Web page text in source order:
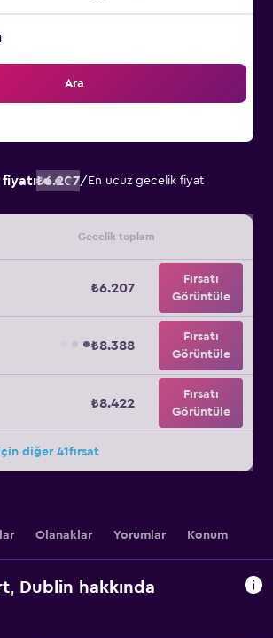
Ara
fiyatı₺6.207/ En ucuz gecelik fiyat
Gecelik toplam
₺6.207
Fırsatı
Görüntüle
₺8.388
Fırsatı
Görüntüle
₺8.422
Fırsatı
Görüntüle
diğer 41fırsat
Olanaklar Yorumlar Konum
Dublin hakkında